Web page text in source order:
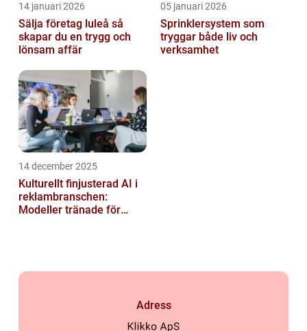
14 januari 2026
Sälja företag luleå så
skapar du en trygg och
lönsam affär
05 januari 2026
Sprinklersystem som
tryggar både liv och
verksamhet
14 december 2025
Kulturellt finjusterad AI i
reklambranschen:
Modeller tränade för
Adress